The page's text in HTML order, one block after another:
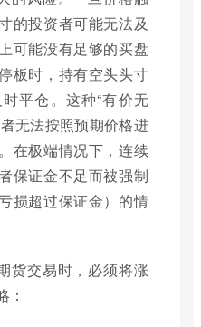
的投资者可能无法及
可能没有足够的买盘
板时，持有空头头寸
平仓。这种“有价无
无法按照预期价格进
在极端情况下，连续
保证金不足而被强制
损超过保证金）的情
货交易时，必须将涨
：